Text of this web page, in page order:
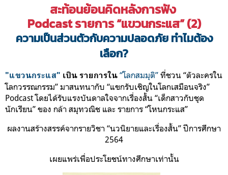
สะท้อนย้อนคิดหลังการฟัง
Podcast รายการ “แขวนกระแส”(2)
ความเป็นส่วนตัวกับความปลอดภัย ทำไมต้อง
เลือก?
"แขวนกระแส" เป็น รายการใน “โลกสมมุติ” ที่ชวน “ตัวละครใน
โลกวรรณกรรม” มาสนทนากับ “แขกรับเชิญในโลกเสมือนจริง”
Podcast โดยได้รับแรงบันดาลใจจากเรื่องสั้น “เด็กสาวกับชุด
นักเรียน”​ ของ กล้า สมุทวณิช และ รายการ “โหนกระแส”
ผลงานสร้างสรรค์จากรายวิชา “นวนิยายและเรื่องสั้น” ปีการศึกษา
2564
เผยแพร่เพื่อประโยชน์ทางศึกษาเท่านั้น